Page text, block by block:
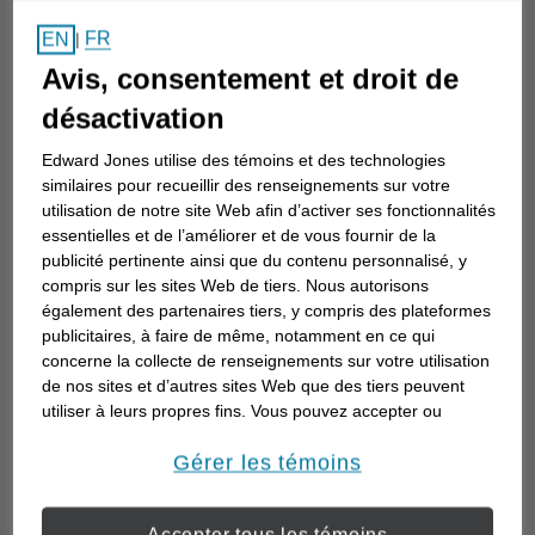
Comment choisir un
conseiller en investissement
Choisir un conseiller en investissement est
votre avenir. Voici comment commencer.
EN | FR
Avis, consentement et droit de
désactivation
Edward Jones utilise des témoins et des technologies
similaires pour recueillir des renseignements sur votre
utilisation de notre site Web afin d’activer ses fonctionnalités
essentielles et de l’améliorer et de vous fournir de la
publicité pertinente ainsi que du contenu personnalisé, y
compris sur les sites Web de tiers. Nous autorisons
également des partenaires tiers, y compris des plateformes
publicitaires, à faire de même, notamment en ce qui
concerne la collecte de renseignements sur votre utilisation
de nos sites et d’autres sites Web que des tiers peuvent
utiliser à leurs propres fins. Vous pouvez accepter ou
Pour en savoir plus sur la façon dont nous utilisons les
veuillez consulter notreDéclaration de confidentialité de
Gérer les témoins